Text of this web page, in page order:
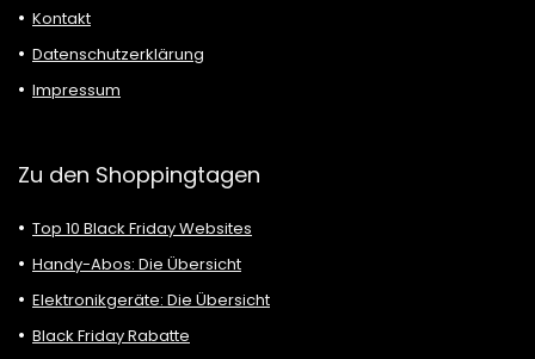
Kontakt
Datenschutzerklärung
Impressum
Zu den Shoppingtagen
Top 10 Black Friday Websites
Handy-Abos: Die Übersicht
Elektronikgeräte: Die Übersicht
Black Friday Rabatte